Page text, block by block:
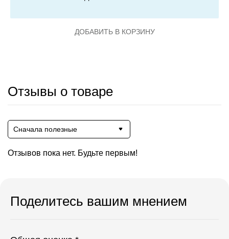
ДОБАВИТЬ В КОРЗИНУ
Отзывы о товаре
Сначала полезные
Отзывов пока нет. Будьте первым!
Поделитесь вашим мнением